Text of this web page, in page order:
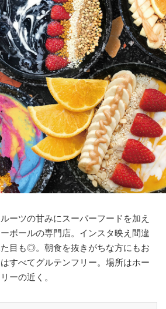
ーツの甘みにスーパーフードを加え
ボールの専門店。インスタ映え間違
目も◎。朝食を抜きがちな方にもお
すべてグルテンフリー。場所はホー
ーの近く。